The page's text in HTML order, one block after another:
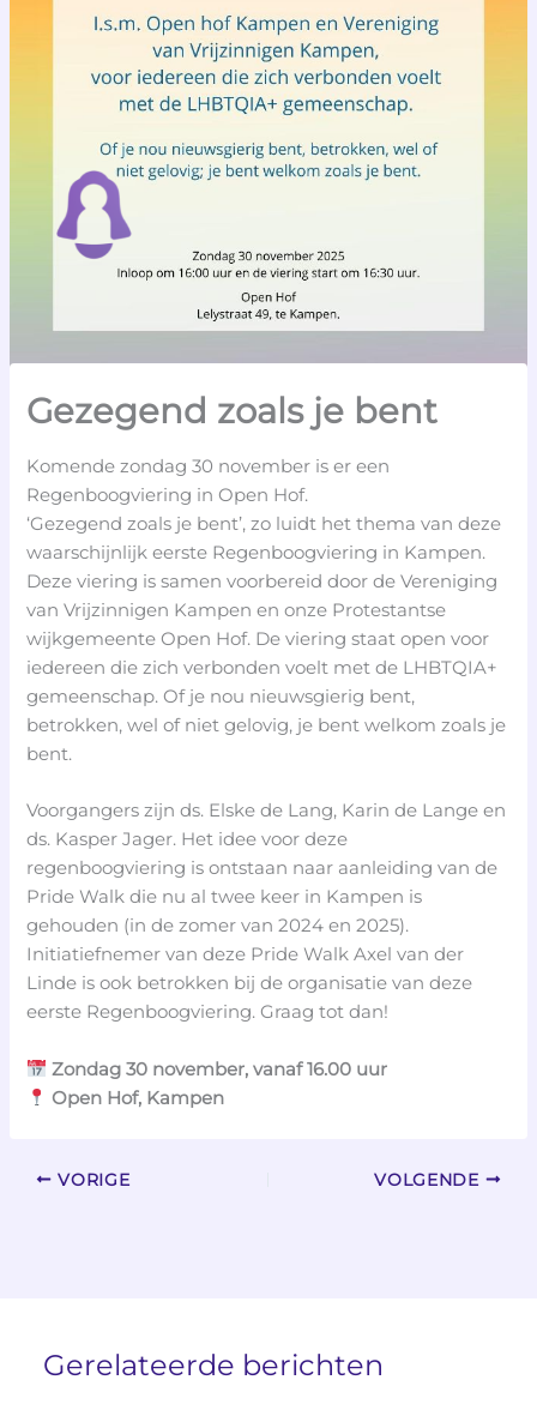
Gezegend zoals je bent
Komende zondag 30 november is er een
Regenboogviering in Open Hof.
‘Gezegend zoals je bent’, zo luidt het thema van deze
waarschijnlijk eerste Regenboogviering in Kampen.
Deze viering is samen voorbereid door de Vereniging
van Vrijzinnigen Kampen en onze Protestantse
wijkgemeente Open Hof. De viering staat open voor
iedereen die zich verbonden voelt met de LHBTQIA+
gemeenschap. Of je nou nieuwsgierig bent,
betrokken, wel of niet gelovig, je bent welkom zoals je
bent.
Voorgangers zijn ds. Elske de Lang, Karin de Lange en
ds. Kasper Jager. Het idee voor deze
regenboogviering is ontstaan naar aanleiding van de
Pride Walk die nu al twee keer in Kampen is
gehouden (in de zomer van 2024 en 2025).
Initiatiefnemer van deze Pride Walk Axel van der
Linde is ook betrokken bij de organisatie van deze
eerste Regenboogviering. Graag tot dan!
Zondag 30 november, vanaf 16.00 uur
Open Hof, Kampen
VORIGE VOLGENDE
Gerelateerde berichten